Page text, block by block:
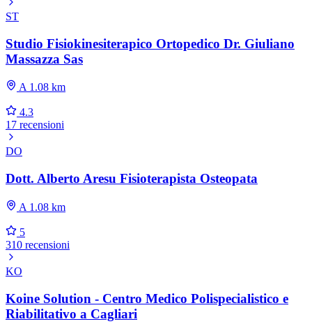
ST
Studio Fisiokinesiterapico Ortopedico Dr. Giuliano
Massazza Sas
A 1.08 km
4.3
17 recensioni
DO
Dott. Alberto Aresu Fisioterapista Osteopata
A 1.08 km
5
310 recensioni
KO
Koine Solution - Centro Medico Polispecialistico e
Riabilitativo a Cagliari